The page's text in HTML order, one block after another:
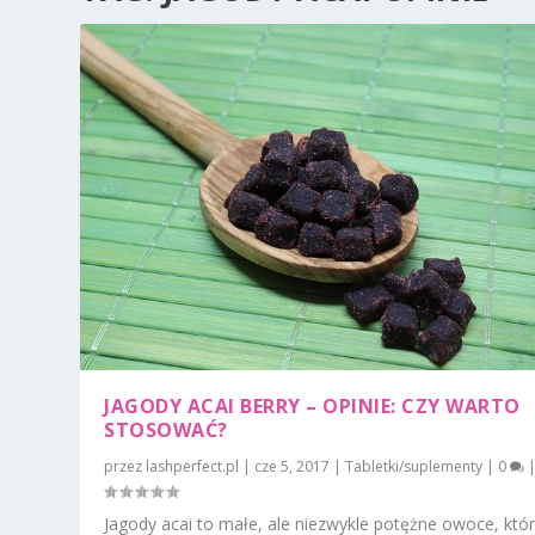
JAGODY ACAI BERRY – OPINIE: CZY WARTO
STOSOWAĆ?
przez lashperfect.pl | cze 5, 2017 |Tabletki/suplementy | 0
Jagody acai to małe, ale niezwykle potężne owoce,